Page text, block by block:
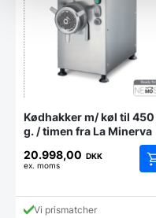
Kødhakker m/ køl til 450
g. / timen fra La Minerva
20.998,00 DKK
ex. moms
Vi prismatcher